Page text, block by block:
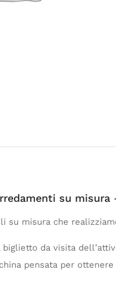
su misura
su misura che
da visita
pensata per